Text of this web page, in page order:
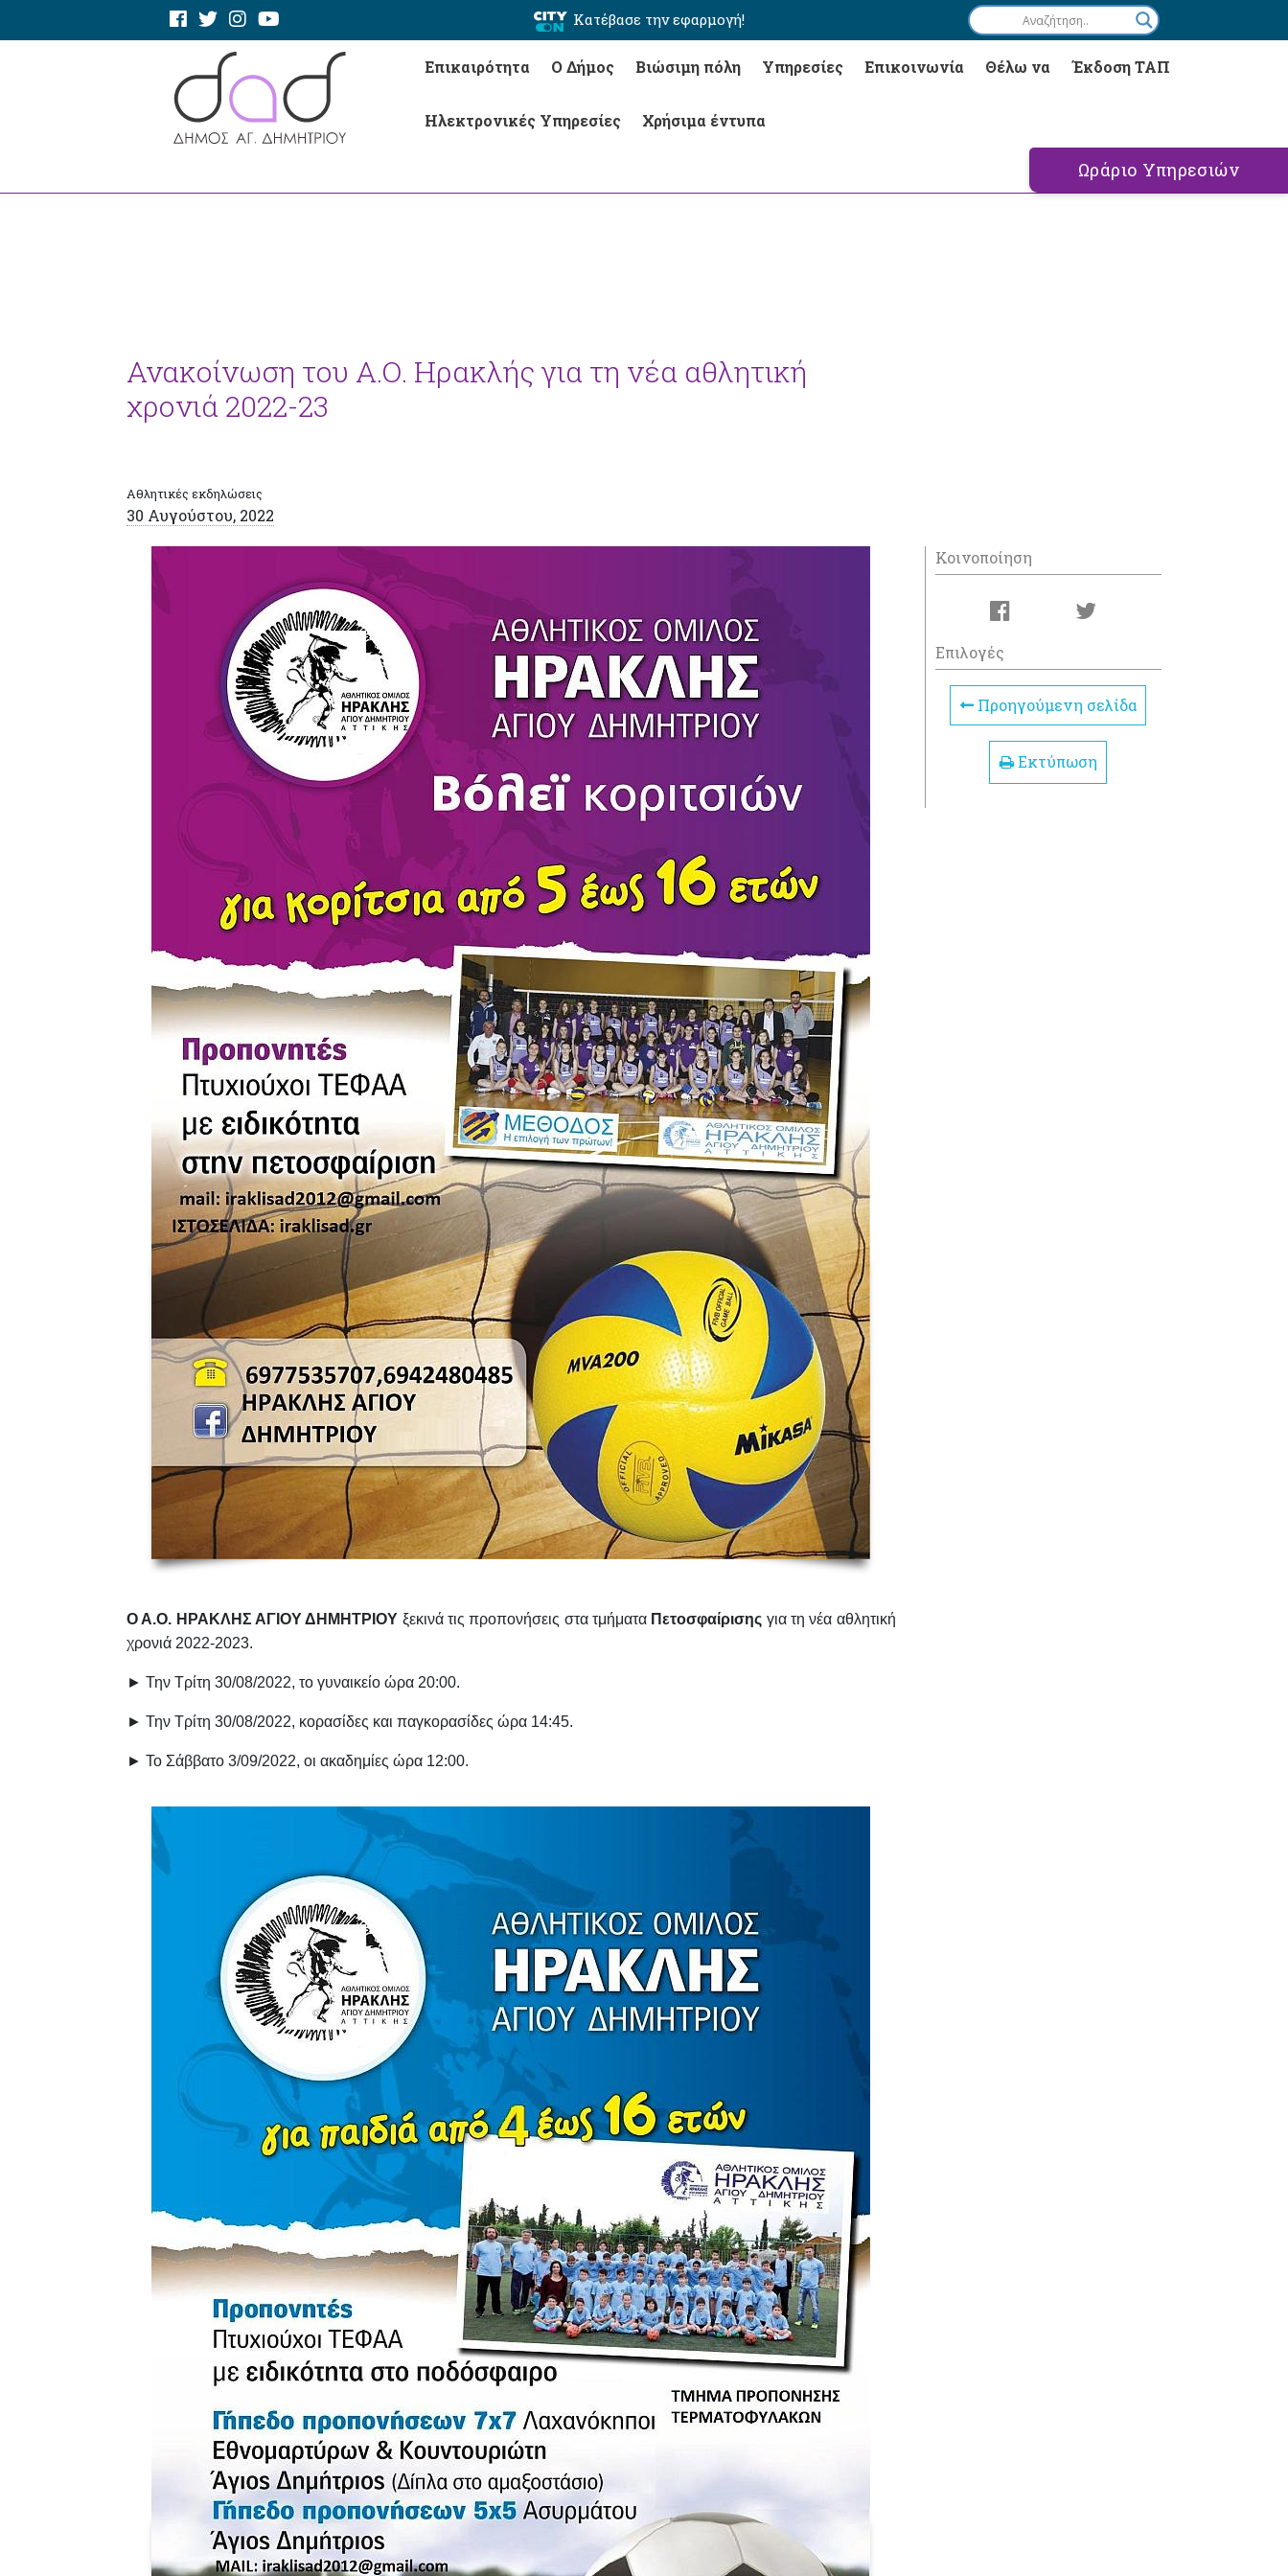
Κατέβασε την εφαρμογή!
Επικαιρότητα Ο Δήμος Βιώσιμη πόλη Υπηρεσίες Επικοινωνία Θέλω να Έκδοση ΤΑΠ
Ηλεκτρονικές Υπηρεσίες Χρήσιμα έντυπα
Ωράριο Υπηρεσιών
Ανακοίνωση του Α.Ο. Ηρακλής για τη νέα αθλητική
χρονιά 2022-23
Αθλητικές εκδηλώσεις
30 Αυγούστου, 2022
Ο Α.Ο. ΗΡΑΚΛΗΣ ΑΓΙΟΥ ΔΗΜΗΤΡΙΟΥ ξεκινά τις προπονήσεις στα τμήματα Πετοσφαίρισης για τη νέα αθλητική
χρονιά 2022-2023.
► Την Τρίτη 30/08/2022, το γυναικείο ώρα 20:00.
► Την Τρίτη 30/08/2022, κορασίδες και παγκορασίδες ώρα 14:45.
► To Σάββατο 3/09/2022, οι ακαδημίες ώρα 12:00.
Κοινοποίηση
Επιλογές
Προηγούμενη σελίδα
Εκτύπωση